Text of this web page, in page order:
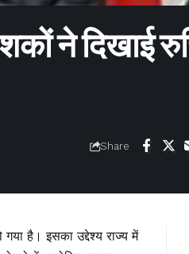
ने दिखाई
Share
है। इसका उद्देश्य राज्य में